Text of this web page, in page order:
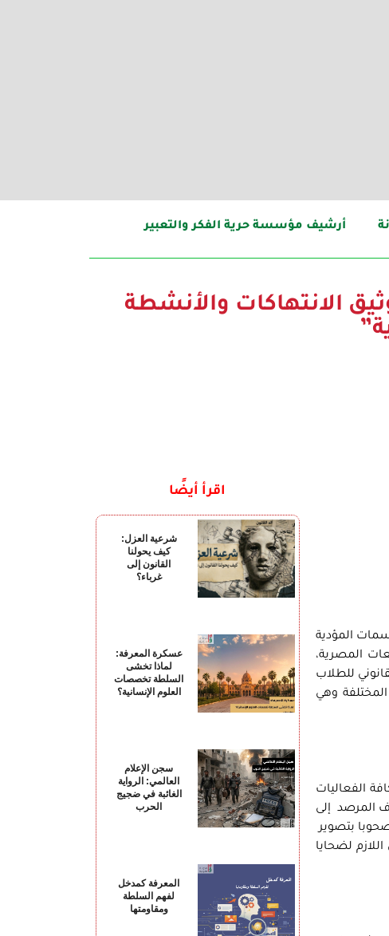
أرشيف مؤسسة حرية الفكر والتعبير
الانتهاكات والأنشطة
من السمات المؤدية
المصرية،
للطلاب
وهي
كافة الفعاليات
المرصد إلى
بتصوير
لضحايا
اقرأ أيضًا
شرعية العزل:
كيف يحولنا
القانون إلى
غرباء؟
عسكرة المعرفة:
لماذا تخشى
السلطة تخصصات
العلوم الإنسانية؟
سجن الإعلام
العالمي: الرواية
الغائبة في ضجيج
الحرب
المعرفة كمدخل
لفهم السلطة
ومقاومتها